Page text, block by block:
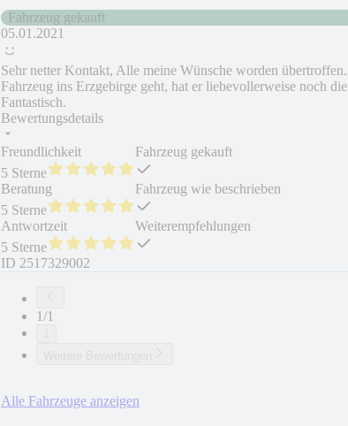
Fahrzeug gekauft
05.01.2021
Sehr netter Kontakt, Alle meine Wünsche worden
Fahrzeug ins Erzgebirge geht, hat er liebevollerweise noch
Fantastisch.
Bewertungsdetails
Freundlichkeit
5 Sterne
Beratung
5 Sterne
Antwortzeit
5 Sterne
Fahrzeug gekauft
Fahrzeug wie beschrieben
Weiterempfehlungen
ID 2517329002
1/1
Alle Fahrzeuge anzeigen